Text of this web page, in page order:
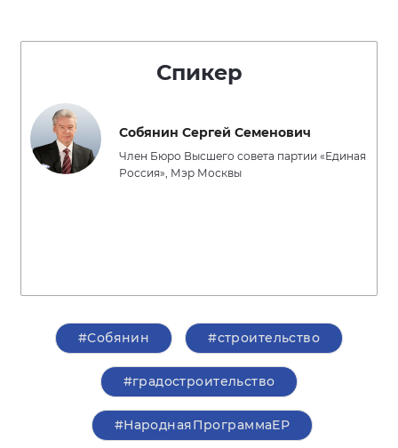
Спикер
Собянин Сергей Семенович
Член Бюро Высшего совета партии «Единая
Россия», Мэр Москвы
#Собянин #строительство
#градостроительство
#НароднаяПрограммаЕР